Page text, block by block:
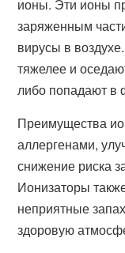
ионы. Эти ионы
заряженным
вирусы в
тяжелее и
либо попадают в
Преимущества
аллергенами,
снижение риска
Ионизаторы
неприятные
здоровую